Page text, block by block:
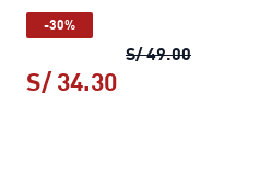
-30%
S/ 49.00Medias
S/ 34.30